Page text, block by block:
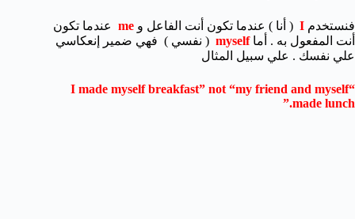
فنستخدم ( أنا ) عندما تكون أنت الفاعل و me عندما تكون
أنت المفعول به . أماmyself ( نفسي ) فهي ضمير إنعكاسي
علي نفسك . علي سبيل المثال
“I made myself breakfast” not “my friend and myself
made lunch.”